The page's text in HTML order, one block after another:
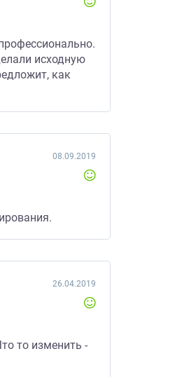
исходную
как
08.09.2019
26.04.2019
то изменить -